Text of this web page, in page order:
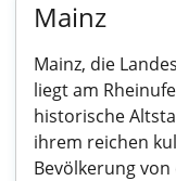
Mainz
Mainz, die
liegt am
historische
ihrem reichen
Bevölkerung